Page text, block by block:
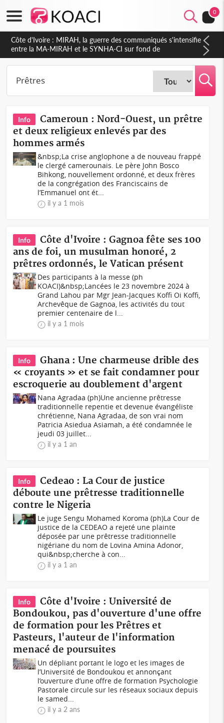
0
Info
Cameroun : Nord-Ouest, un prêtre
et deux religieux enlevés par des
hommes armés
&nbsp;La crise anglophone a de nouveau frappé
le clergé camerounais. Le père John Bosco
Bihkong, nouvellement ordonné, et deux frères
de la congrégation des Franciscains de
l’Emmanuel ont ét...
il y a 1 mois
Info
Côte d'Ivoire : Gagnoa fête ses 100
ans de foi, un musulman honoré, 2
prêtres ordonnés, le Vatican présent
Des participants à la messe (ph
KOACI)&nbsp;Lancées le 23 novembre 2024 à
Grand Lahou par Mgr Jean-Jacques Koffi Oi Koffi,
Archevêque de Gagnoa, les activités du tout
premier centenaire de l...
il y a 1 mois
Info
Ghana : Une charmeuse drible des
« croyants » et se fait condamner pour
escroquerie au doublement d'argent
Nana Agradaa (ph)Une ancienne prêtresse
traditionnelle repentie et devenue évangéliste
chrétienne, Nana Agradaa, de son vrai nom
Patricia Asiedua Asiamah, a été condamnée le
jeudi 03 juillet...
il y a 1 an
Info
Cedeao : La Cour de justice
déboute une prêtresse traditionnelle
contre le Nigeria
Le juge Sengu Mohamed Koroma (ph)La Cour de
justice de la CEDEAO a rejeté une plainte
déposée par une prêtresse traditionnelle
nigériane du nom de Lovina Amina Adonor,
qui&nbsp;cherche à con...
il y a 1 an
Info
Côte d'Ivoire : Université de
Bondoukou, pas d'ouverture d'une offre
de formation pour les Prêtres et
Pasteurs, l'auteur de l'information
menacé de poursuites
Un dépliant portant le logo et les images de
l’Université de Bondoukou et annonçant
l’ouverture d’une offre de formation Psychologie
Pastorale circule sur les réseaux sociaux depuis
le samed...
il y a 2 ans